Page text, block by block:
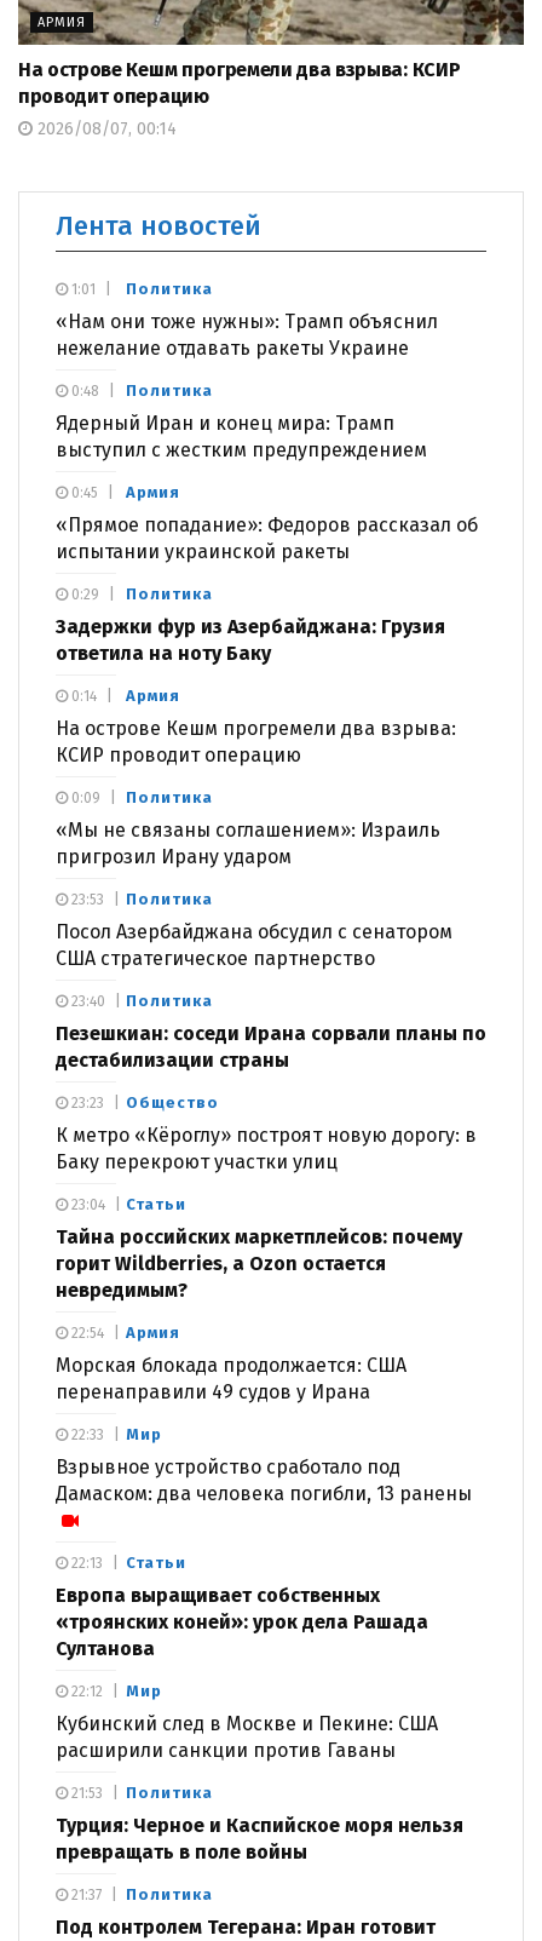
АРМИЯ
На острове Кешм прогремели два взрыва: КСИР
проводит операцию
2026/08/07, 00:14
Лента новостей
Политика
«Нам они тоже нужны»: Трамп объяснил
нежелание отдавать ракеты Украине
1:01
Политика
Ядерный Иран и конец мира: Трамп
выступил с жестким предупреждением
0:48
Армия
«Прямое попадание»: Федоров рассказал об
испытании украинской ракеты
0:45
Политика
Задержки фур из Азербайджана: Грузия
ответила на ноту Баку
0:29
Армия
На острове Кешм прогремели два взрыва:
КСИР проводит операцию
0:14
Политика
«Мы не связаны соглашением»: Израиль
пригрозил Ирану ударом
0:09
Политика
Посол Азербайджана обсудил с сенатором
США стратегическое партнерство
23:53
Политика
Пезешкиан: соседи Ирана сорвали планы по
дестабилизации страны
23:40
Общество
К метро «Кёроглу» построят новую дорогу: в
Баку перекроют участки улиц
23:23
Статьи
Тайна российских маркетплейсов: почему
горит Wildberries, а Ozon остается
невредимым?
23:04
Армия
Морская блокада продолжается: США
перенаправили 49 судов у Ирана
22:54
Мир
Взрывное устройство сработало под
Дамаском: два человека погибли, 13 ранены
22:33
Статьи
Европа выращивает собственных
«троянских коней»: урок дела Рашада
Султанова
22:13
Мир
Кубинский след в Москве и Пекине: США
расширили санкции против Гаваны
22:12
Политика
Турция: Черное и Каспийское моря нельзя
превращать в поле войны
21:53
Политика
Под контролем Тегерана: Иран готовит
21:37